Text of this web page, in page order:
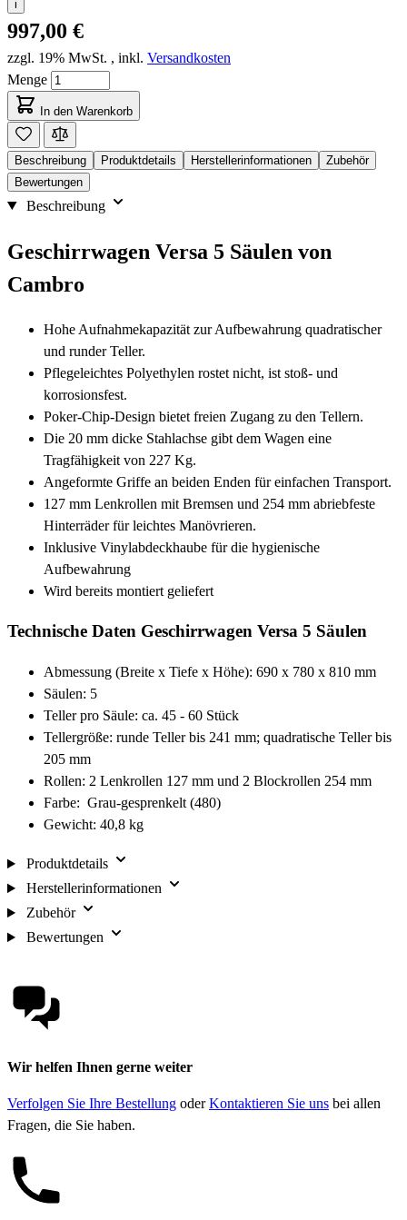
i
997,00 €
zzgl. 19% MwSt. , inkl. Versandkosten
Menge
In den Warenkorb
Beschreibung Produktdetails Herstellerinformationen
Zubehör
Bewertungen
Beschreibung
Geschirrwagen Versa 5 Säulen von
Cambro
Hohe Aufnahmekapazität zur Aufbewahrung quadratischer
und runder Teller.
Pflegeleichtes Polyethylen rostet nicht, ist stoß- und
korrosionsfest.
Poker-Chip-Design bietet freien Zugang zu den Tellern.
Die 20 mm dicke Stahlachse gibt dem Wagen eine
Tragfähigkeit von 227 Kg.
Angeformte Griffe an beiden Enden für einfachen Transport.
127 mm Lenkrollen mit Bremsen und 254 mm abriebfeste
Hinterräder für leichtes Manövrieren.
Inklusive Vinylabdeckhaube für die hygienische
Aufbewahrung
Wird bereits montiert geliefert
Technische Daten Geschirrwagen Versa 5 Säulen
Abmessung (Breite x Tiefe x Höhe): 690 x 780 x 810 mm
Säulen: 5
Teller pro Säule: ca. 45 - 60 Stück
Tellergröße: runde Teller bis 241 mm; quadratische Teller bis
205 mm
Rollen: 2 Lenkrollen 127 mm und 2 Blockrollen 254 mm
Farbe: Grau-gesprenkelt (480)
Gewicht: 40,8 kg
Produktdetails
Herstellerinformationen
Zubehör
Bewertungen
Wir helfen Ihnen gerne weiter
Verfolgen Sie Ihre Bestellung oderKontaktieren Sie uns bei allen
Fragen, die Sie haben.